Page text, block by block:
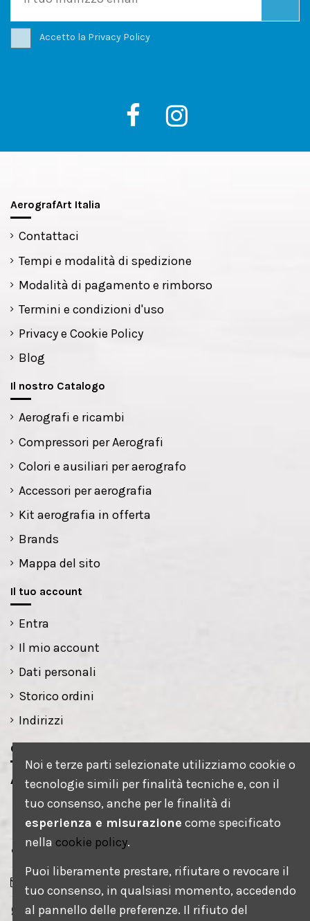
Accetto la Privacy Policy
AerografArt Italia
Contattaci
Tempi e modalità di spedizione
Modalità di pagamento e rimborso
Termini e condizioni d'uso
Privacy e Cookie Policy
Blog
Il nostro Catalogo
Aerografi e ricambi
Compressori per Aerografi
Colori e ausiliari per aerografo
Accessori per aerografia
Kit aerografia in offerta
Brands
Mappa del sito
Il tuo account
Entra
Il mio account
Dati personali
Storico ordini
Indirizzi
Contatti
AEROGRAFART s.r.l.s.
via petrarca, 1
35020 Saonara - PD
+393917369551
info@aerografartitalia.it
+393917369551
Noi e terze parti selezionate utilizziamo cookie o
tecnologie simili per finalità tecniche e, con il
tuo consenso, anche per le finalità di
esperienza e misurazione come specificato
nella cookie policy.
Puoi liberamente prestare, rifiutare o revocare il
tuo consenso, in qualsiasi momento, accedendo
al pannello delle preferenze. Il rifiuto del